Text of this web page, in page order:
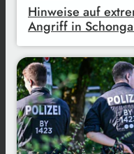
Hinweise auf
Angriff in